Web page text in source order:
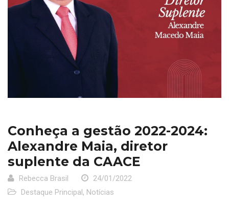
Conheça a gestão 2022-2024:
Alexandre Maia, diretor
suplente da CAACE
Rebecca Brasil
24/01/2022
Destaque Principal, Notícias